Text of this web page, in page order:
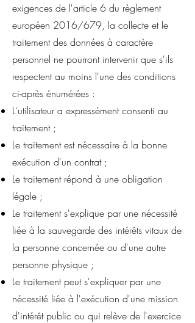
exigences de l'article 6 du règlement
européen 2016/679, la collecte et le
traitement des données à caractère
personnel ne pourront intervenir que s'ils
respectent au moins l'une des conditions
ci-après énumérées :
L'utilisateur a expressément consenti au
traitement ;
Le traitement est nécessaire à la bonne
exécution d'un contrat ;
Le traitement répond à une obligation
légale ;
Le traitement s'explique par une nécessité
liée à la sauvegarde des intérêts vitaux de
la personne concernée ou d'une autre
personne physique ;
Le traitement peut s'expliquer par une
nécessité liée à l'exécution d'une mission
d'intérêt public ou qui relève de l'exercice